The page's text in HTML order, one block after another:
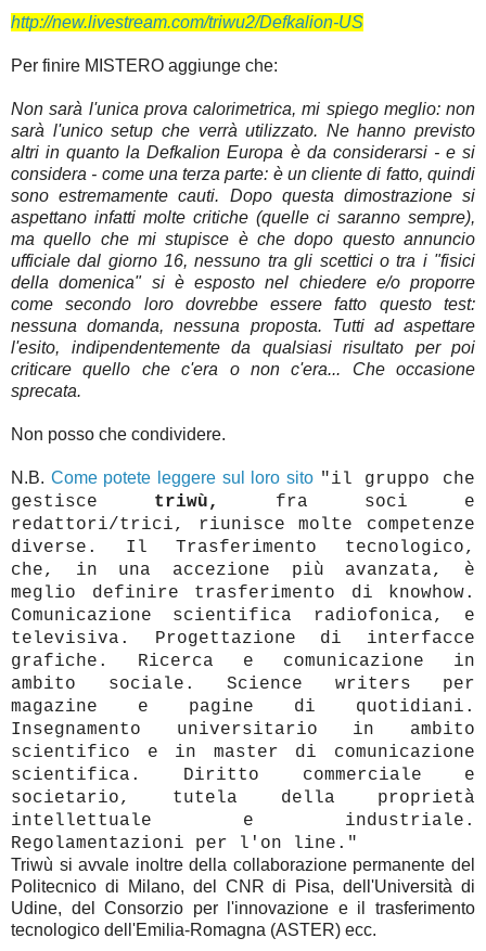
http://new.livestream.com/triwu2/Defkalion-US
Per finire MISTERO aggiunge che:
Non sarà l'unica prova calorimetrica, mi spiego meglio: non
sarà l'unico setup che verrà utilizzato. Ne hanno previsto
altri in quanto la Defkalion Europa è da considerarsi - e si
considera - come una terza parte: è un cliente di fatto, quindi
sono estremamente cauti. Dopo questa dimostrazione si
aspettano infatti molte critiche (quelle ci saranno sempre),
ma quello che mi stupisce è che dopo questo annuncio
ufficiale dal giorno 16, nessuno tra gli scettici o tra i "fisici
della domenica" si è esposto nel chiedere e/o proporre
come secondo loro dovrebbe essere fatto questo test:
nessuna domanda, nessuna proposta. Tutti ad aspettare
l'esito, indipendentemente da qualsiasi risultato per poi
criticare quello che c'era o non c'era... Che occasione
sprecata.
Non posso che condividere.
N.B. Come potete leggere sul loro sito "il gruppo che
gestisce triwù,
fra soci e
redattori/trici, riunisce molte competenze
diverse. Il Trasferimento tecnologico,
che, in una accezione più avanzata, è
meglio definire trasferimento di knowhow.
Comunicazione scientifica radiofonica, e
televisiva. Progettazione di interfacce
grafiche. Ricerca e comunicazione in
ambito sociale. Science writers per
magazine e pagine di quotidiani.
Insegnamento universitario in ambito
scientifico e in master di comunicazione
scientifica. Diritto commerciale e
societario, tutela della proprietà
intellettuale e industriale.
Regolamentazioni per l'on line."
Triwù si avvale inoltre della collaborazione permanente del
Politecnico di Milano, del CNR di Pisa, dell'Università di
Udine, del Consorzio per l'innovazione e il trasferimento
tecnologico dell'Emilia-Romagna (ASTER) ecc.